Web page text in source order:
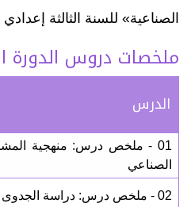
الصناعية» للسنة الثالثة
ملخصات دروس الدورة
الدرس
01 - ملخص درس: منهجية
الصناعي
02 - ملخص درس: دراسة الجدوى